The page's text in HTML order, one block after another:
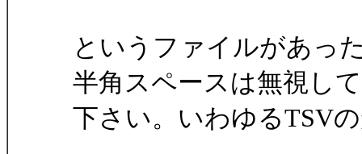
というファイルがあっ
半角スペースは無視して
下さい。いわゆるTSV